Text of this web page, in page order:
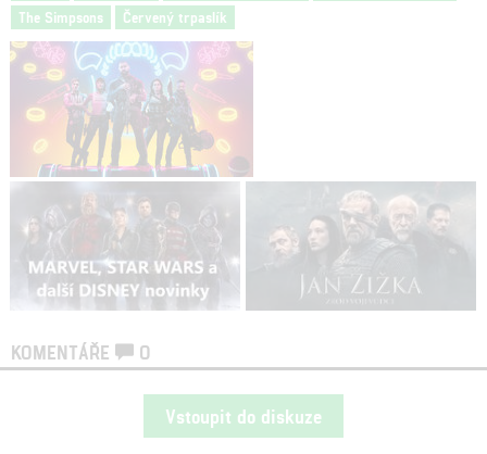
The Simpsons
Červený trpaslík
KOMENTÁŘE 0
Vstoupit do diskuze